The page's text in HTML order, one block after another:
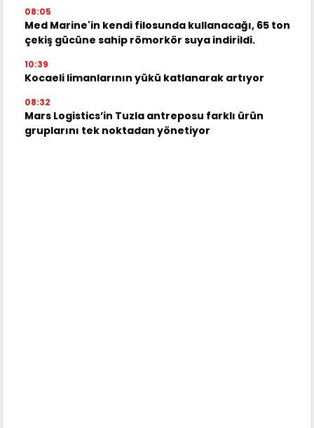
08:05
Med Marine'in kendi filosunda kullanacağı, 65 ton
çekiş gücüne sahip römorkör suya indirildi.
10:39
Kocaeli limanlarının yükü katlanarak artıyor
08:32
Mars Logistics’in Tuzla antreposu farklı ürün
gruplarını tek noktadan yönetiyor